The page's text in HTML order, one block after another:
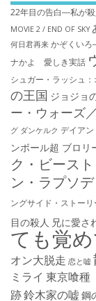
22年目の告白―私が
MOVIE 2 / END OF SKY
何日君再来 かぞくい
ナかよ 愛しき実話
シュガー・ラッシュ
の王国 ジョジョ
ー・ウォーズ
グ ダンケルク デイアン
ンボール超 ブロリ
ク・ビース
ン・ラプソデ
ングサイド・ストーリ
目の殺人 兄に愛さ
ても覚
オン大脱走 恋と嘘
ミライ 東京喰種
跡鈴木家の嘘 鋼